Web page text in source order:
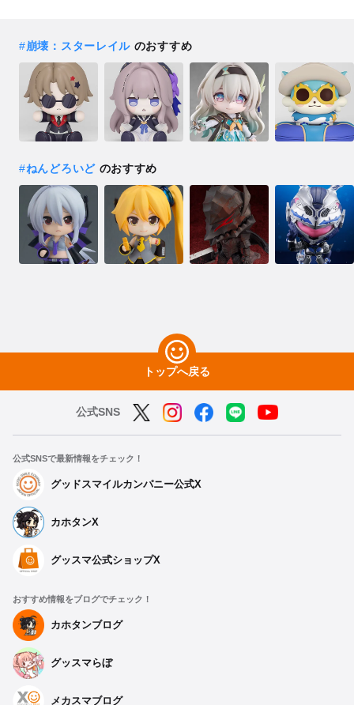
#崩壊：スターレイル のおすすめ
#ねんどろいどのおすすめ
トップへ戻る
公式SNS
公式SNSで最新情報をチェック！
グッドスマイルカンパニー公式X
カホタンX
グッスマ公式ショップX
おすすめ情報をブログでチェック！
カホタンブログ
グッスマらぼ
メカスマブログ